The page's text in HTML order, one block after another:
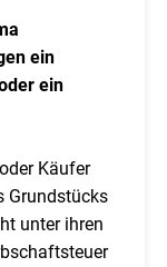
ein
ein
Käufer
Grundstücks
unter ihren